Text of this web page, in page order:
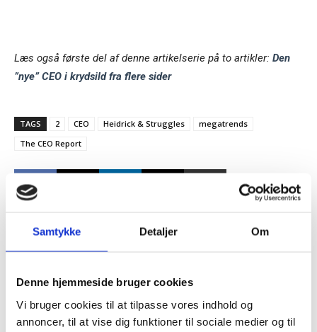
Samtykke Detaljer Om
Denne hjemmeside bruger cookies
Vi bruger cookies til at tilpasse vores indhold og
annoncer, til at vise dig funktioner til sociale medier og til
Læs også første del af denne artikelserie på to artikler: Den
”nye” CEO i krydsild fra flere sider
TAGS 2 CEO Heidrick & Struggles
megatrends
The CEO Report
Guide: Genopfind den
meningsfulde virksomhed
Tilmeld dig vores
nyhedsbrev
– og modtag Ole Borchs bog